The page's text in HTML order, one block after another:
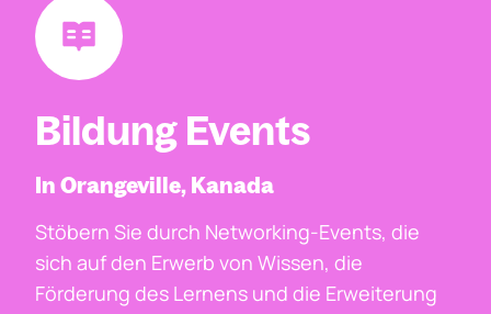
Bildung Events
In Orangeville, Kanada
Stöbern Sie durch Networking-Events, die
sich auf den Erwerb von Wissen, die
Förderung des Lernens und die Erweiterung